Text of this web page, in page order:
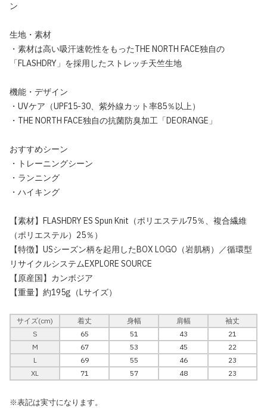
ン
生地・素材
・素材は高い吸汗速乾性をもったTHE NORTH FACE独自の
「FLASHDRY」を採用したストレッチ天竺生地
機能・デザイン
・UVケア（UPF15-30、紫外線カット率85％以上）
・THE NORTH FACE独自の抗菌防臭加工「DEORANGE」
おすすめシーン
・トレーニングシーン
・ランニング
・ハイキング
【素材】FLASHDRY ES Spun Knit（ポリエステル75％、複合繊維
（ポリエステル）25％）
【特徴】USシーズン柄を起用したBOX LOGO（岩肌柄）／循環型
リサイクルシステムEXPLORE SOURCE
【原産国】カンボジア
【重量】約195g（Lサイズ）
サイズ(cm) 着丈 身幅 肩幅
袖丈
S
65 51 43
21
M
67 53 45
22
L
69 55 46
23
XL
71 57 48 23
※表記は実寸になります。